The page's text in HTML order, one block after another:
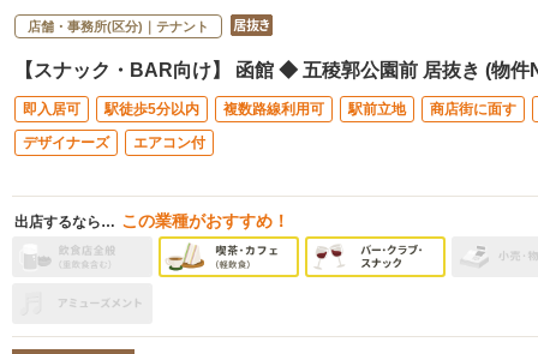
店舗・事務所(区分)｜テナント
【スナック・BAR向け】 函館 ◆ 五稜郭公園前 居抜き (物件
即入居可 駅徒歩5分以内 複数路線利用可 駅前立地
商店街に面す
デザイナーズ
エアコン付
出店するなら… この業種がおすすめ！